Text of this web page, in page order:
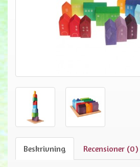
Beskrivning Recensioner (0)